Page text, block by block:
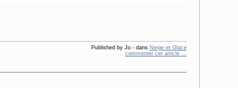
Published by Jo -dans Neige et Glace
commenter cet article